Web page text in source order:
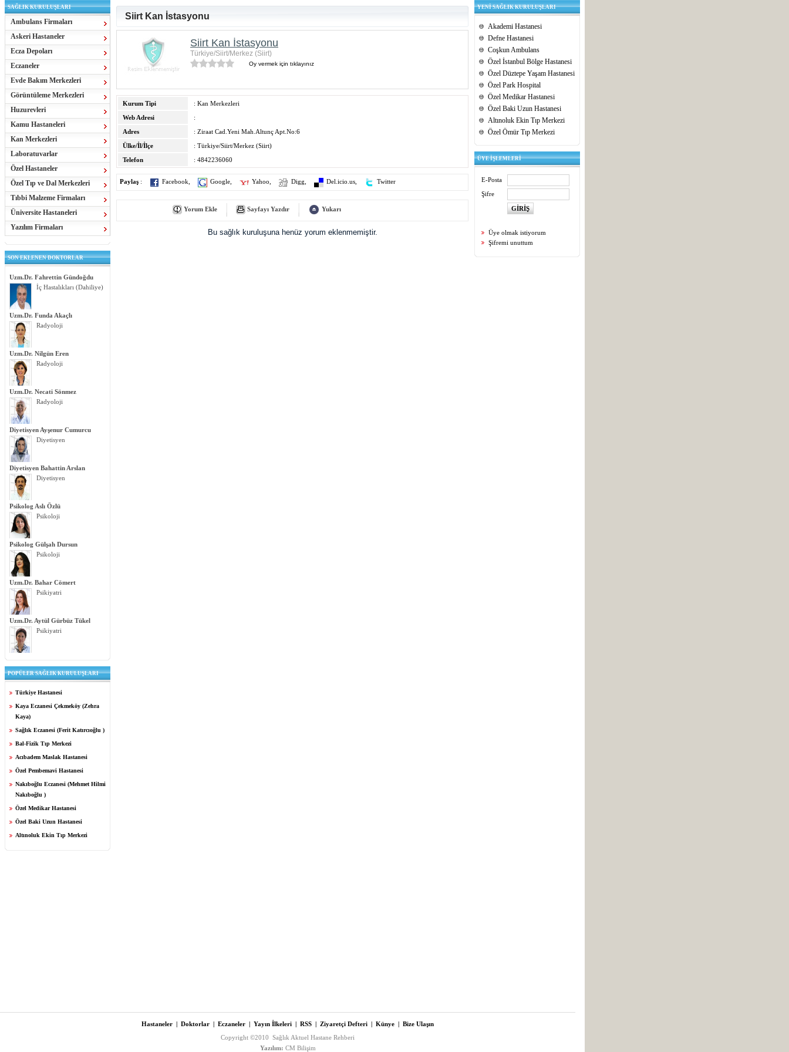
SAĞLIK KURULUŞLARI
Ambulans Firmaları
Askeri Hastaneler
Ecza Depoları
Eczaneler
Evde Bakım Merkezleri
Görüntüleme Merkezleri
Huzurevleri
Kamu Hastaneleri
Kan Merkezleri
Laboratuvarlar
Özel Hastaneler
Özel Tıp ve Dal Merkezleri
Tıbbi Malzeme Firmaları
Üniversite Hastaneleri
Yazılım Firmaları
SON EKLENEN DOKTORLAR
Uzm.Dr. Fahrettin Gündoğdu
İç Hastalıkları (Dahiliye)
Uzm.Dr. Funda Akaçlı
Radyoloji
Uzm.Dr. Nilgün Eren
Radyoloji
Uzm.Dr. Necati Sönmez
Radyoloji
Diyetisyen Ayşenur Cumurcu
Diyetisyen
Diyetisyen Bahattin Arslan
Diyetisyen
Psikolog Aslı Özlü
Psikoloji
Psikolog Gülşah Dursun
Psikoloji
Uzm.Dr. Bahar Cömert
Psikiyatri
Uzm.Dr. Aytül Gürbüz Tükel
Psikiyatri
POPÜLER SAĞLIK KURULUŞLARI
Türkiye Hastanesi
Kaya Eczanesi Çekmeköy (Zehra
Kaya)
Sağlık Eczanesi (Ferit Katırcıoğlu )
Bal-Fizik Tıp Merkezi
Acıbadem Maslak Hastanesi
Özel Pembemavi Hastanesi
Nakıboğlu Eczanesi (Mehmet Hilmi
Nakıboğlu )
Özel Medikar Hastanesi
Özel Baki Uzun Hastanesi
Altınoluk Ekin Tıp Merkezi
Siirt Kan İstasyonu
Siirt Kan İstasyonu
Türkiye/Siirt/Merkez (Siirt)
Oy vermek için tıklayınız
Kurum Tipi
: Kan Merkezleri
Web Adresi
:
Adres
: Ziraat Cad.Yeni Mah.Altunç Apt.No:6
Ülke/İl/İlçe
: Türkiye/Siirt/Merkez (Siirt)
Telefon
: 4842236060
Paylaş : Facebook Google Yahoo Digg Del.icio.us Twitter
Yorum Ekle Sayfayı Yazdır Yukarı
Bu sağlık kuruluşuna henüz yorum eklenmemiştir.
YENİ SAĞLIK KURULUŞLARI
Akademi Hastanesi
Defne Hastanesi
Coşkun Ambulans
Özel İstanbul Bölge Hastanesi
Özel Düztepe Yaşam Hastanesi
Özel Park Hospital
Özel Medikar Hastanesi
Özel Baki Uzun Hastanesi
Altınoluk Ekin Tıp Merkezi
Özel Ömür Tıp Merkezi
ÜYE İŞLEMLERİ
E-Posta
Şifre
Üye olmak istiyorum
Şifremi unuttum
Hastaneler | Doktorlar | Eczaneler | Yayın İlkeleri | RSS | Ziyaretçi Defteri | Künye | Bize Ulaşın
Copyright ©2010 Sağlık Aktuel Hastane Rehberi
Yazılım: CM Bilişim